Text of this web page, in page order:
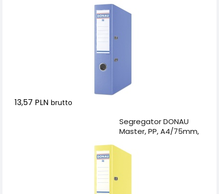
13,57 PLN brutto
Segregator DONAU
Master, PP, A4/75mm,